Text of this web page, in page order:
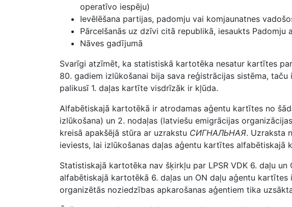
operatīvo iespēju)
Ievēlēšana partijas, padomju vai komjaunatnes
Pārcelšanās uz dzīvi citā republikā, iesaukts Padomju
Nāves gadījumā
Svarīgi atzīmēt, ka statistiskā kartotēka nesatur kartītes
80. gadiem izlūkošanai bija sava reģistrācijas sistēma,
palikusī 1. daļas kartīte visdrīzāk ir kļūda.
Alfabētiskajā kartotēkā ir atrodamas aģentu kartītes no
izlūkošana) un 2. nodaļas (latviešu emigrācijas
kreisā apakšējā stūra ar uzrakstu СИГНАЛЬНАЯ. Uzraksta
ieviests, lai izlūkošanas daļas aģentu kartītes
Statistiskajā kartotēka nav šķirkļu par LPSR VDK 6. daļu
alfabētiskajā kartotēkā 6. daļas un ON daļu aģentu kartītes
organizētās noziedzības apkarošanas aģentiem tika